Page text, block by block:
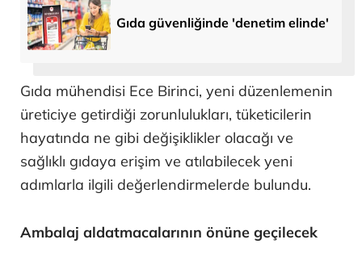
Gıda güvenliğinde 'denetim elinde'
Gıda mühendisi Ece Birinci, yeni düzenlemenin
üreticiye getirdiği zorunlulukları, tüketicilerin
hayatında ne gibi değişiklikler olacağı ve
sağlıklı gıdaya erişim ve atılabilecek yeni
adımlarla ilgili değerlendirmelerde bulundu.
Ambalaj aldatmacalarının önüne geçilecek